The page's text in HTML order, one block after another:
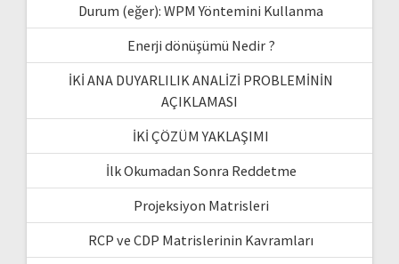
Durum (eğer): WPM Yöntemini Kullanma
Enerji dönüşümü Nedir ?
İKİ ANA DUYARLILIK ANALİZİ PROBLEMİNİN
AÇIKLAMASI
İKİ ÇÖZÜM YAKLAŞIMI
İlk Okumadan Sonra Reddetme
Projeksiyon Matrisleri
RCP ve CDP Matrislerinin Kavramları